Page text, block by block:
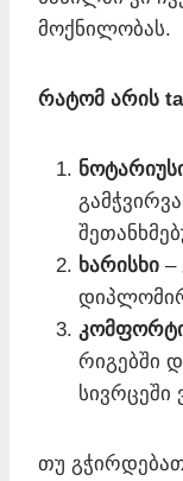
მოქნილობას.
რატომ არის
ხარისხი –
რიგებში
სივრცეში
თუ